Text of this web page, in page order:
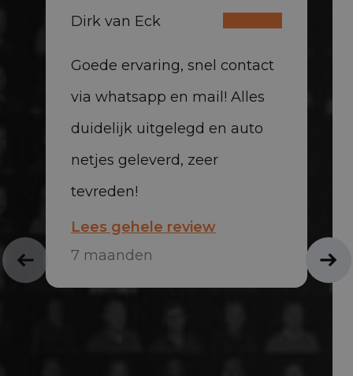
Dirk van Eck
Goede ervaring, snel contact
via whatsapp en mail! Alles
duidelijk uitgelegd en auto
netjes geleverd, zeer
tevreden!
Lees gehele review
7 maanden